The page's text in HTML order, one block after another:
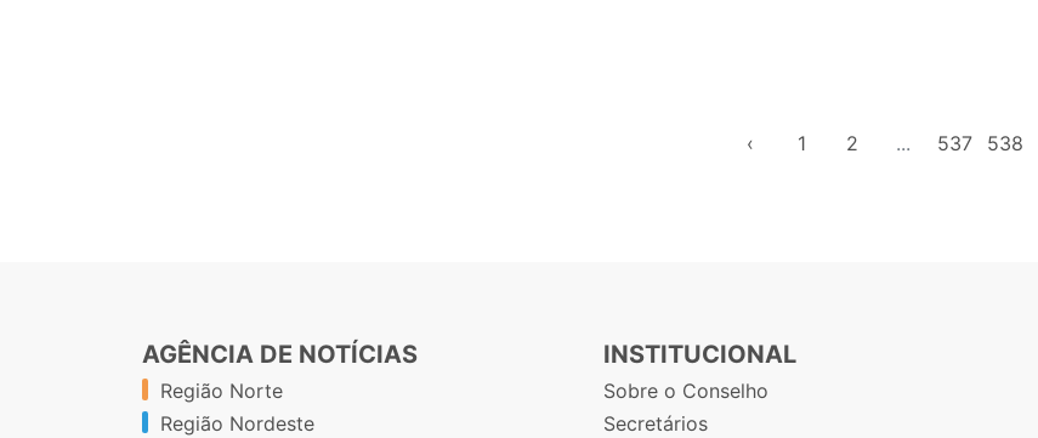
‹ 1 2 ... 537 538
AGÊNCIA DE NOTÍCIAS
Região Norte
Região Nordeste
INSTITUCIONAL
Sobre o Conselho
Secretários